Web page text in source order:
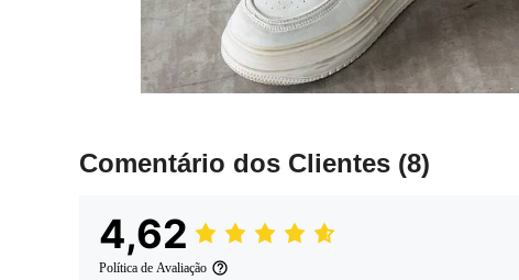
Comentário dos Clientes (8)
4,62
Política de Avaliação